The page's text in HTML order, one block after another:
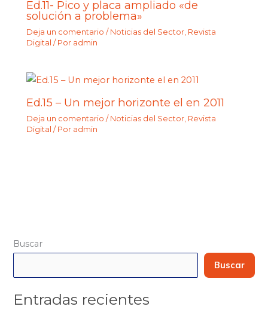
Ed.11- Pico y placa ampliado «de
solución a problema»
Deja un comentario / Noticias del Sector, Revista
Digital / Por admin
Ed.15 – Un mejor horizonte el en 2011
Deja un comentario / Noticias del Sector, Revista
Digital / Por admin
Buscar
Buscar
Entradas recientes